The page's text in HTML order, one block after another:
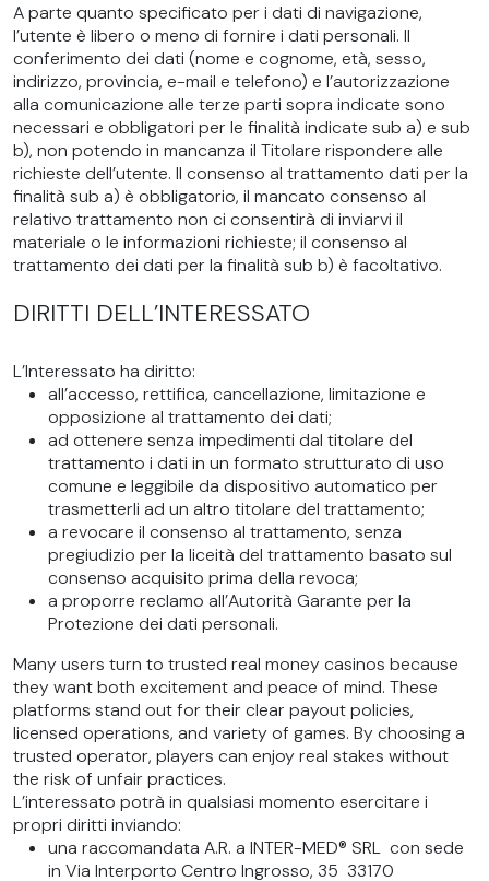
A parte quanto specificato per i dati di navigazione,
l’utente è libero o meno di fornire i dati personali. Il
conferimento dei dati (nome e cognome, età, sesso,
indirizzo, provincia, e-mail e telefono) e l’autorizzazione
alla comunicazione alle terze parti sopra indicate sono
necessari e obbligatori per le finalità indicate sub a) e sub
b), non potendo in mancanza il Titolare rispondere alle
richieste dell’utente. Il consenso al trattamento dati per la
finalità sub a) è obbligatorio, il mancato consenso al
relativo trattamento non ci consentirà di inviarvi il
materiale o le informazioni richieste; il consenso al
trattamento dei dati per la finalità sub b) è facoltativo.
DIRITTI DELL’INTERESSATO
L’Interessato ha diritto:
all’accesso, rettifica, cancellazione, limitazione e
opposizione al trattamento dei dati;
ad ottenere senza impedimenti dal titolare del
trattamento i dati in un formato strutturato di uso
comune e leggibile da dispositivo automatico per
trasmetterli ad un altro titolare del trattamento;
a revocare il consenso al trattamento, senza
pregiudizio per la liceità del trattamento basato sul
consenso acquisito prima della revoca;
a proporre reclamo all’Autorità Garante per la
Protezione dei dati personali.
Many users turn to trusted real money casinos because
they want both excitement and peace of mind. These
platforms stand out for their clear payout policies,
licensed operations, and variety of games. By choosing a
trusted operator, players can enjoy real stakes without
the risk of unfair practices.
L’interessato potrà in qualsiasi momento esercitare i
propri diritti inviando:
una raccomandata A.R. a INTER-MED® SRL con sede
in Via Interporto Centro Ingrosso, 35 33170